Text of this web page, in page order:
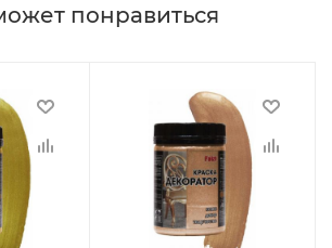
понравиться